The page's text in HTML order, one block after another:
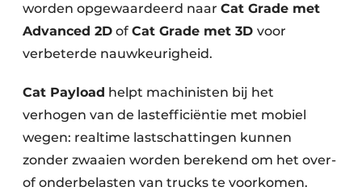
worden opgewaardeerd naar Cat Grade met
Advanced 2D of Cat Grade met 3D voor
verbeterde nauwkeurigheid.
Cat Payload helpt machinisten bij het
verhogen van de lastefficiëntie met mobiel
wegen: realtime lastschattingen kunnen
zonder zwaaien worden berekend om het over-
of onderbelasten van trucks te voorkomen.